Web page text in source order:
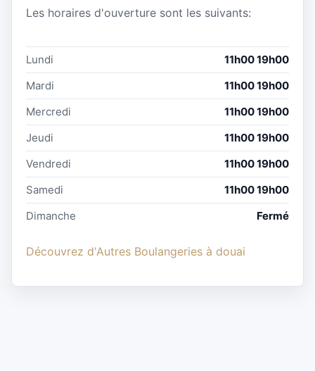
Les horaires d'ouverture sont les suivants:
Lundi
11h00 19h00
Mardi
11h00 19h00
Mercredi
11h00 19h00
Jeudi
11h00 19h00
Vendredi
11h00 19h00
Samedi
11h00 19h00
Dimanche
Fermé
Découvrez d'Autres Boulangeries à douai